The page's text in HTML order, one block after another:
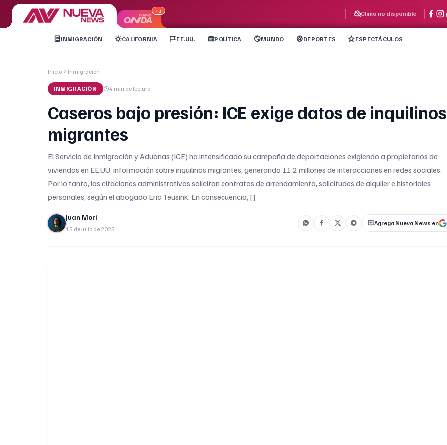
+3 Clima no disponible
INMIGRACIÓN CALIFORNIA EE.UU. POLÍTICA MUNDO DEPORTES ESPECTÁCULOS
Inicio Inmigración
INMIGRACIÓN 4 min de lectura
Caseros bajo presión: ICE exige datos de inquilinos
migrantes
El Servicio de Inmigración y Aduanas (ICE) ha intensificado su campaña de deportaciones exigiendo a propietarios de
viviendas en EE.UU. información sobre inquilinos migrantes, generando 11.2 millones de interacciones en redes sociales.
Por lo tanto, las citaciones administrativas solicitan contratos de arrendamiento, solicitudes de alquiler e historiales
personales, según el abogado Eric Teusink. En consecuencia, []
Juan Mori
15 de julio de 2025
Agrega Nueva News en